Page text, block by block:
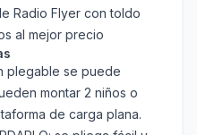
Radio Flyer con toldo
al mejor precio
plegable se puede
montar 2 niños o
de carga plana.